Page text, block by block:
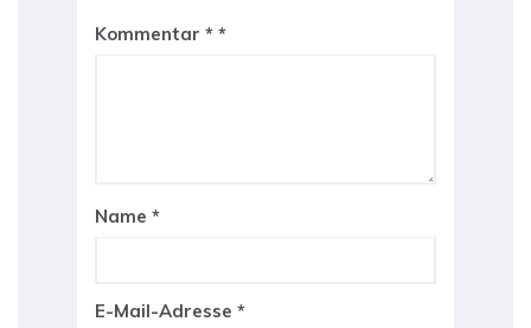
Kommentar *
Name *
E-Mail-Adresse *